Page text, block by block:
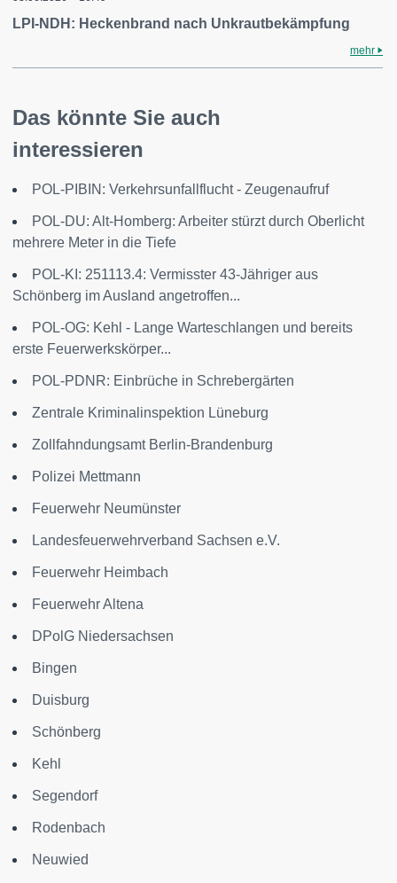
LPI-NDH: Heckenbrand nach Unkrautbekämpfung
mehr
Das könnte Sie auch
interessieren
POL-PIBIN: Verkehrsunfallflucht - Zeugenaufruf
POL-DU: Alt-Homberg: Arbeiter stürzt durch Oberlicht
mehrere Meter in die Tiefe
POL-KI: 251113.4: Vermisster 43-Jähriger aus
Schönberg im Ausland angetroffen...
POL-OG: Kehl - Lange Warteschlangen und bereits
erste Feuerwerkskörper...
POL-PDNR: Einbrüche in Schrebergärten
Zentrale Kriminalinspektion Lüneburg
Zollfahndungsamt Berlin-Brandenburg
Polizei Mettmann
Feuerwehr Neumünster
Landesfeuerwehrverband Sachsen e.V.
Feuerwehr Heimbach
Feuerwehr Altena
DPolG Niedersachsen
Bingen
Duisburg
Schönberg
Kehl
Segendorf
Rodenbach
Neuwied